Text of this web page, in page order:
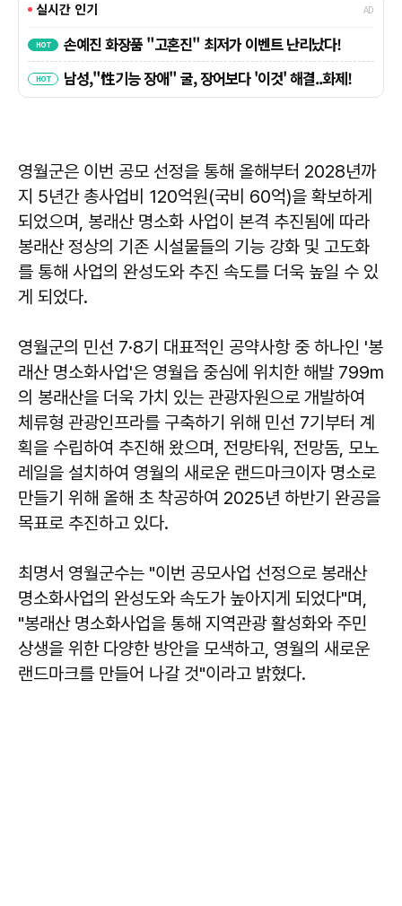
영월군은 이번 공모 선정을 통해 올해부터 2028년까
지 5년간 총사업비 120억원(국비 60억)을 확보하게
되었으며, 봉래산 명소화 사업이 본격 추진됨에 따라
봉래산 정상의 기존 시설물들의 기능 강화 및 고도화
를 통해 사업의 완성도와 추진 속도를 더욱 높일 수 있
게 되었다.
영월군의 민선 7·8기 대표적인 공약사항 중 하나인 '봉
래산 명소화사업'은 영월읍 중심에 위치한 해발 799m
의 봉래산을 더욱 가치 있는 관광자원으로 개발하여
체류형 관광인프라를 구축하기 위해 민선 7기부터 계
획을 수립하여 추진해 왔으며, 전망타워, 전망돔, 모노
레일을 설치하여 영월의 새로운 랜드마크이자 명소로
만들기 위해 올해 초 착공하여 2025년 하반기 완공을
목표로 추진하고 있다.
최명서 영월군수는 "이번 공모사업 선정으로 봉래산
명소화사업의 완성도와 속도가 높아지게 되었다"며,
"봉래산 명소화사업을 통해 지역관광 활성화와 주민
상생을 위한 다양한 방안을 모색하고, 영월의 새로운
랜드마크를 만들어 나갈 것"이라고 밝혔다.